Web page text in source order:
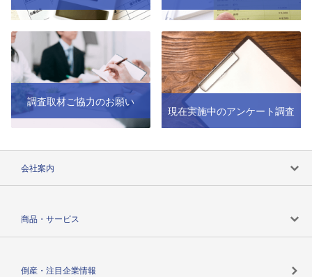
調査取材ご協力のお願い
現在実施中のアンケート調査
会社案内
商品・サービス
倒産・注目企業情報